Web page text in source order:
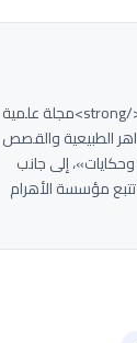
<strong>هاني سلام</strong><strong>مؤسس ورئيس تحرير المجلة العلمية أهرام</strong>مجلة علمية
والظواهر الطبيعية والقصص
إلى جانب
مؤسسة الأهرام